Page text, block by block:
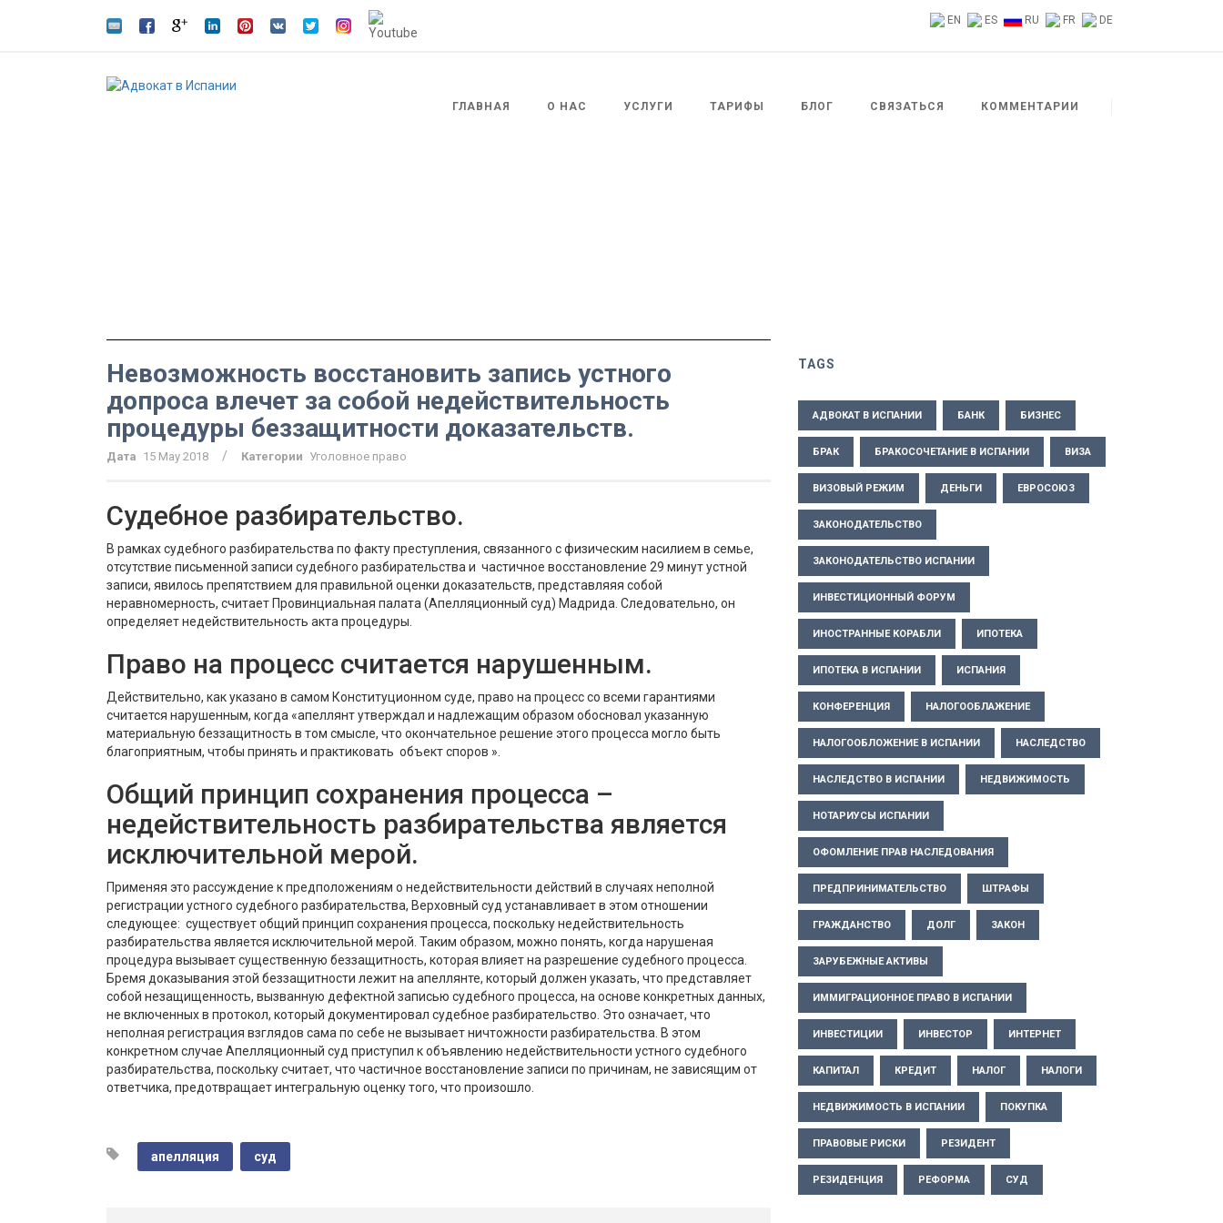
EN ES RU FR DE
ГЛАВНАЯ О НАС УСЛУГИ ТАРИФЫ БЛОГ СВЯЗАТЬСЯ КОММЕНТАРИИ
Невозможность восстановить запись устного
допроса влечет за собой недействительность
процедуры беззащитности доказательств.
Дата 15 May 2018 / Категории Уголовное право
Судебное разбирательство.
В рамках судебного разбирательства по факту преступления, связанного с физическим насилием в семье,
отсутствие письменной записи судебного разбирательства и частичное восстановление 29 минут устной
записи, явилось препятствием для правильной оценки доказательств, представляяя собой
неравномерность, считает Провинциальная палата (Апелляционный суд) Мадрида. Следовательно, он
определяет недействительность акта процедуры.
Право на процесс считается нарушенным.
Действительно, как указано в самом Конституционном суде, право на процесс со всеми гарантиями
считается нарушенным, когда «апеллянт утверждал и надлежащим образом обосновал указанную
материальную беззащитность в том смысле, что окончательное решение этого процесса могло быть
благоприятным, чтобы принять и практиковать объект споров ».
Общий принцип сохранения процесса –
недействительность разбирательства является
исключительной мерой.
Применяя это рассуждение к предположениям о недействительности действий в случаях неполной
регистрации устного судебного разбирательства, Верховный суд устанавливает в этом отношении
следующее: существует общий принцип сохранения процесса, поскольку недействительность
разбирательства является исключительной мерой. Таким образом, можно понять, когда нарушеная
процедура вызывает существенную беззащитность, которая влияет на разрешение судебного процесса.
Бремя доказывания этой беззащитности лежит на апеллянте, который должен указать, что представляет
собой незащищенность, вызванную дефектной записью судебного процесса, на основе конкретных данных,
не включенных в протокол, который документировал судебное разбирательство. Это означает, что
неполная регистрация взглядов сама по себе не вызывает ничтожности разбирательства. В этом
конкретном случае Aпелляционный суд приступил к объявлению недействительности устного судебного
разбирательства, поскольку считает, что частичное восстановление записи по причинам, не зависящим от
ответчика, предотвращает интегральную оценку того, что произошло.
апелляция суд
TAGS
АДВОКАТ В ИСПАНИИ БАНК БИЗНЕС
БРАК БРАКОСОЧЕТАНИЕ В ИСПАНИИ ВИЗА
ВИЗОВЫЙ РЕЖИМ ДЕНЬГИ ЕВРОСОЮЗ
ЗАКОНОДАТЕЛЬСТВО
ЗАКОНОДАТЕЛЬСТВО ИСПАНИИ
ИНВЕСТИЦИОННЫЙ ФОРУМ
ИНОСТРАННЫЕ КОРАБЛИ ИПОТЕКА
ИПОТЕКА В ИСПАНИИ ИСПАНИЯ
КОНФЕРЕНЦИЯ НАЛОГООБЛАЖЕНИЕ
НАЛОГООБЛОЖЕНИЕ В ИСПАНИИ НАСЛЕДСТВО
НАСЛЕДСТВО В ИСПАНИИ НЕДВИЖИМОСТЬ
НОТАРИУСЫ ИСПАНИИ
ОФОМЛЕНИЕ ПРАВ НАСЛЕДОВАНИЯ
ПРЕДПРИНИМАТЕЛЬСТВО ШТРАФЫ
ГРАЖДАНСТВО ДОЛГ ЗАКОН
ЗАРУБЕЖНЫЕ АКТИВЫ
ИММИГРАЦИОННОЕ ПРАВО В ИСПАНИИ
ИНВЕСТИЦИИ ИНВЕСТОР ИНТЕРНЕТ
КАПИТАЛ КРЕДИТ НАЛОГ НАЛОГИ
НЕДВИЖИМОСТЬ В ИСПАНИИ ПОКУПКА
ПРАВОВЫЕ РИСКИ РЕЗИДЕНТ
РЕЗИДЕНЦИЯ РЕФОРМА СУД